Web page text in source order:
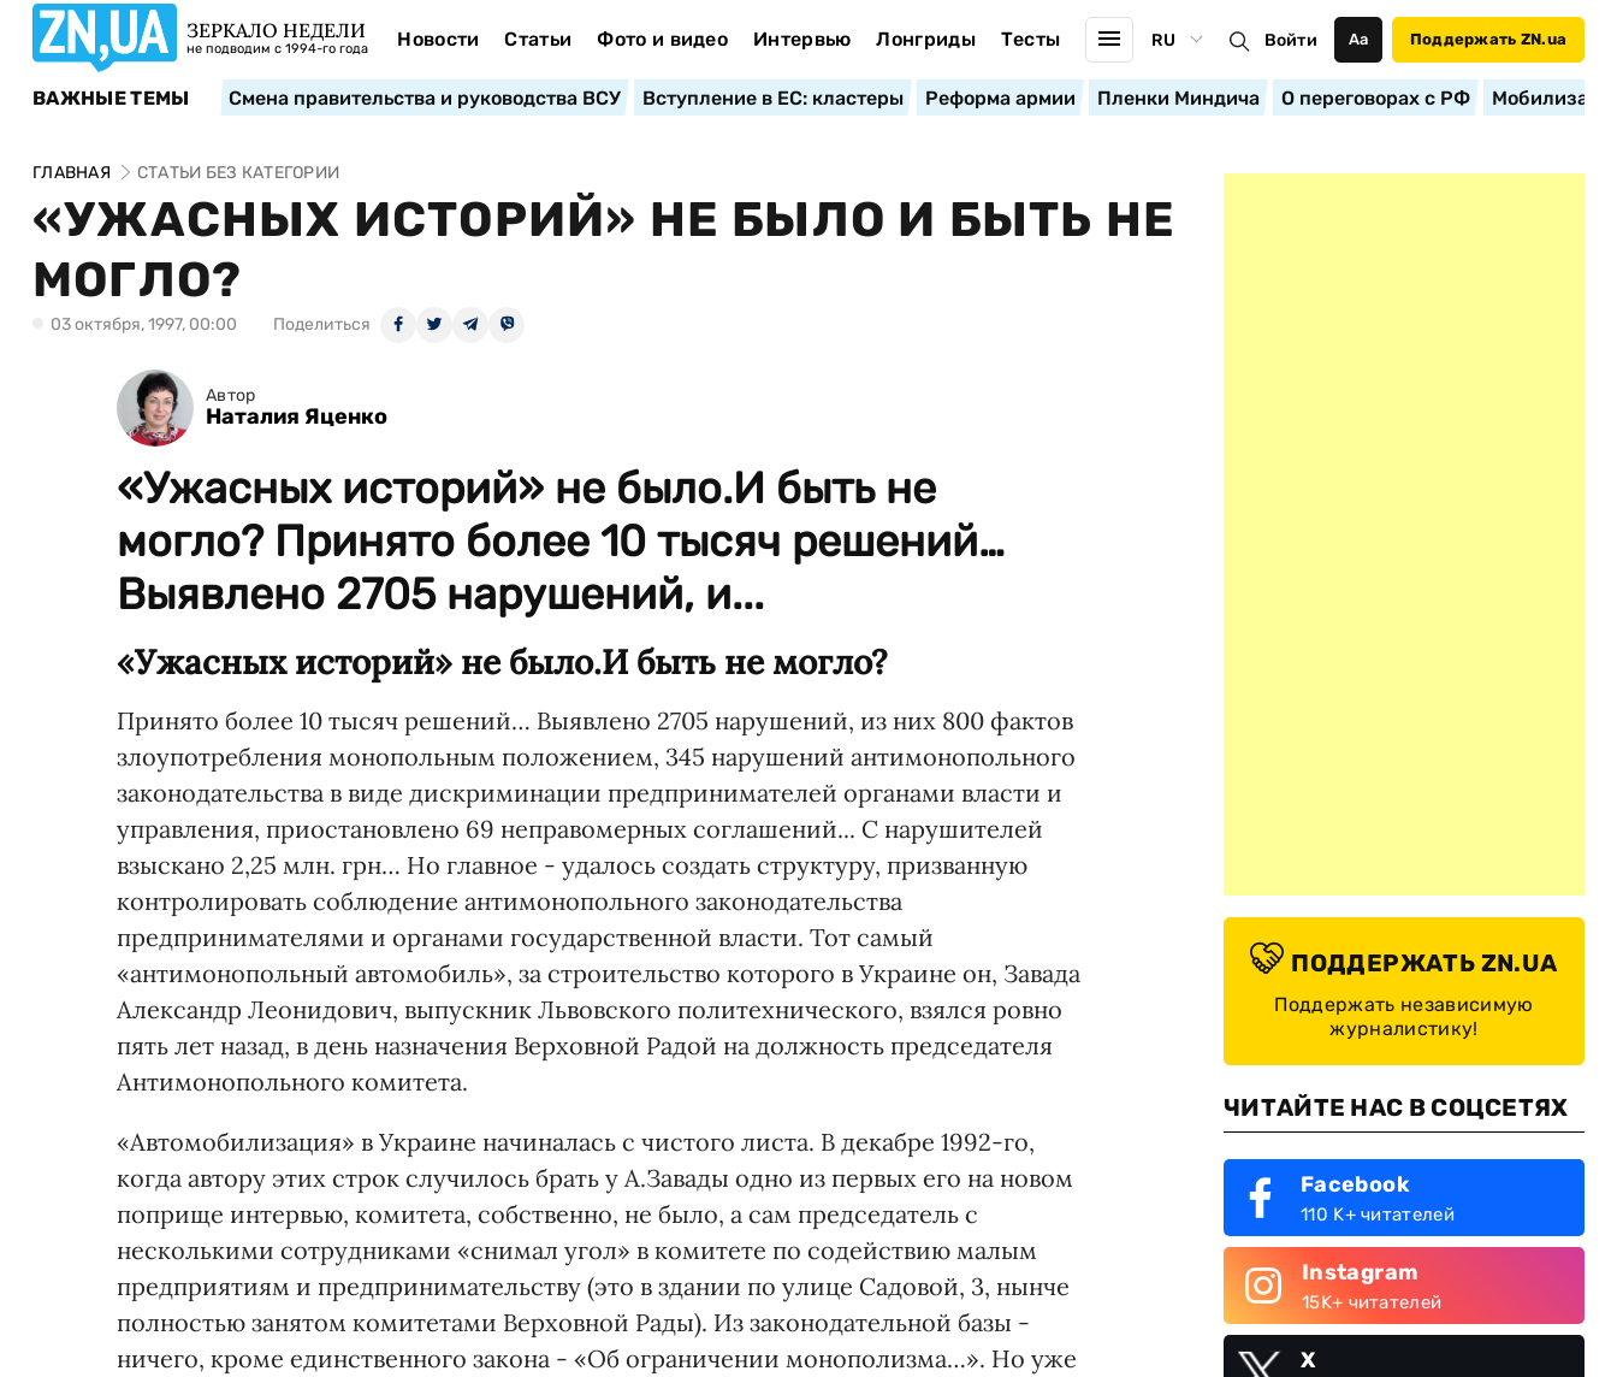
ЗЕРКАЛО НЕДЕЛИ
не подводим с 1994-го года Новости Статьи Фото и видео Интервью Лонгриды Тесты RU Войти Аа Поддержать ZN.ua
ВАЖНЫЕ ТЕМЫ Смена правительства и руководства ВСУ Вступление в ЕС: кластеры Реформа армии Пленки Миндича О переговорах с РФ
ГЛАВНАЯ СТАТЬИ БЕЗ КАТЕГОРИИ
«УЖАСНЫХ ИСТОРИЙ» НЕ БЫЛО И БЫТЬ НЕ
МОГЛО?
03 октября, 1997, 00:00 Поделиться
Автор
Наталия Яценко
«Ужасных историй» не было.И быть не
могло? Принято более 10 тысяч решений…
Выявлено 2705 нарушений, и...
«Ужасных историй» не было.И быть не могло?
Принято более 10 тысяч решений… Выявлено 2705 нарушений, из них 800 фактов
злоупотребления монопольным положением, 345 нарушений антимонопольного
законодательства в виде дискриминации предпринимателей органами власти и
управления, приостановлено 69 неправомерных соглашений... C нарушителей
взыскано 2,25 млн. грн… Но главное - удалось создать структуру, призванную
контролировать соблюдение антимонопольного законодательства
предпринимателями и органами государственной власти. Тот самый
«антимонопольный автомобиль», за строительство которого в Украине он, Завада
Александр Леонидович, выпускник Львовского политехнического, взялся ровно
пять лет назад, в день назначения Верховной Радой на должность председателя
Антимонопольного комитета.
«Автомобилизация» в Украине начиналась с чистого листа. В декабре 1992-го,
когда автору этих строк случилось брать у А.Завады одно из первых его на новом
поприще интервью, комитета, собственно, не было, а сам председатель с
несколькими сотрудниками «снимал угол» в комитете по содействию малым
предприятиям и предпринимательству (это в здании по улице Садовой, 3, нынче
полностью занятом комитетами Верховной Рады). Из законодательной базы -
ничего, кроме единственного закона - «Об ограничении монополизма…». Но уже
ПОДДЕРЖАТЬ ZN.UA
Поддержать независимую
журналистику!
ЧИТАЙТЕ НАС В СОЦСЕТЯХ
Facebook
110 K+ читателей
Instagram
15K+ читателей
X